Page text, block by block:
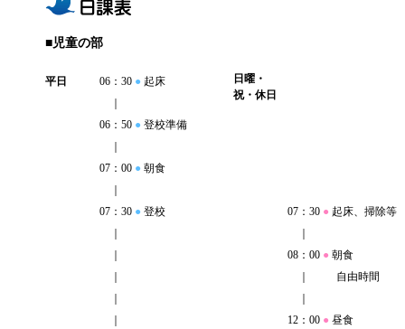
■児童の部
平日 06：30 ● 起床
06：50 ● 登校準備
07：00 ● 朝食
07：30 ● 登校
日曜・
祝・休日
07：30 ● 起床、掃除等
08：00 ● 朝食
自由時間
12：00 ● 昼食